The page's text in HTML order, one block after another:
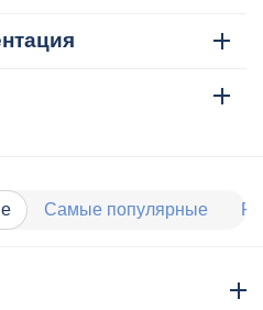
Самые популярные